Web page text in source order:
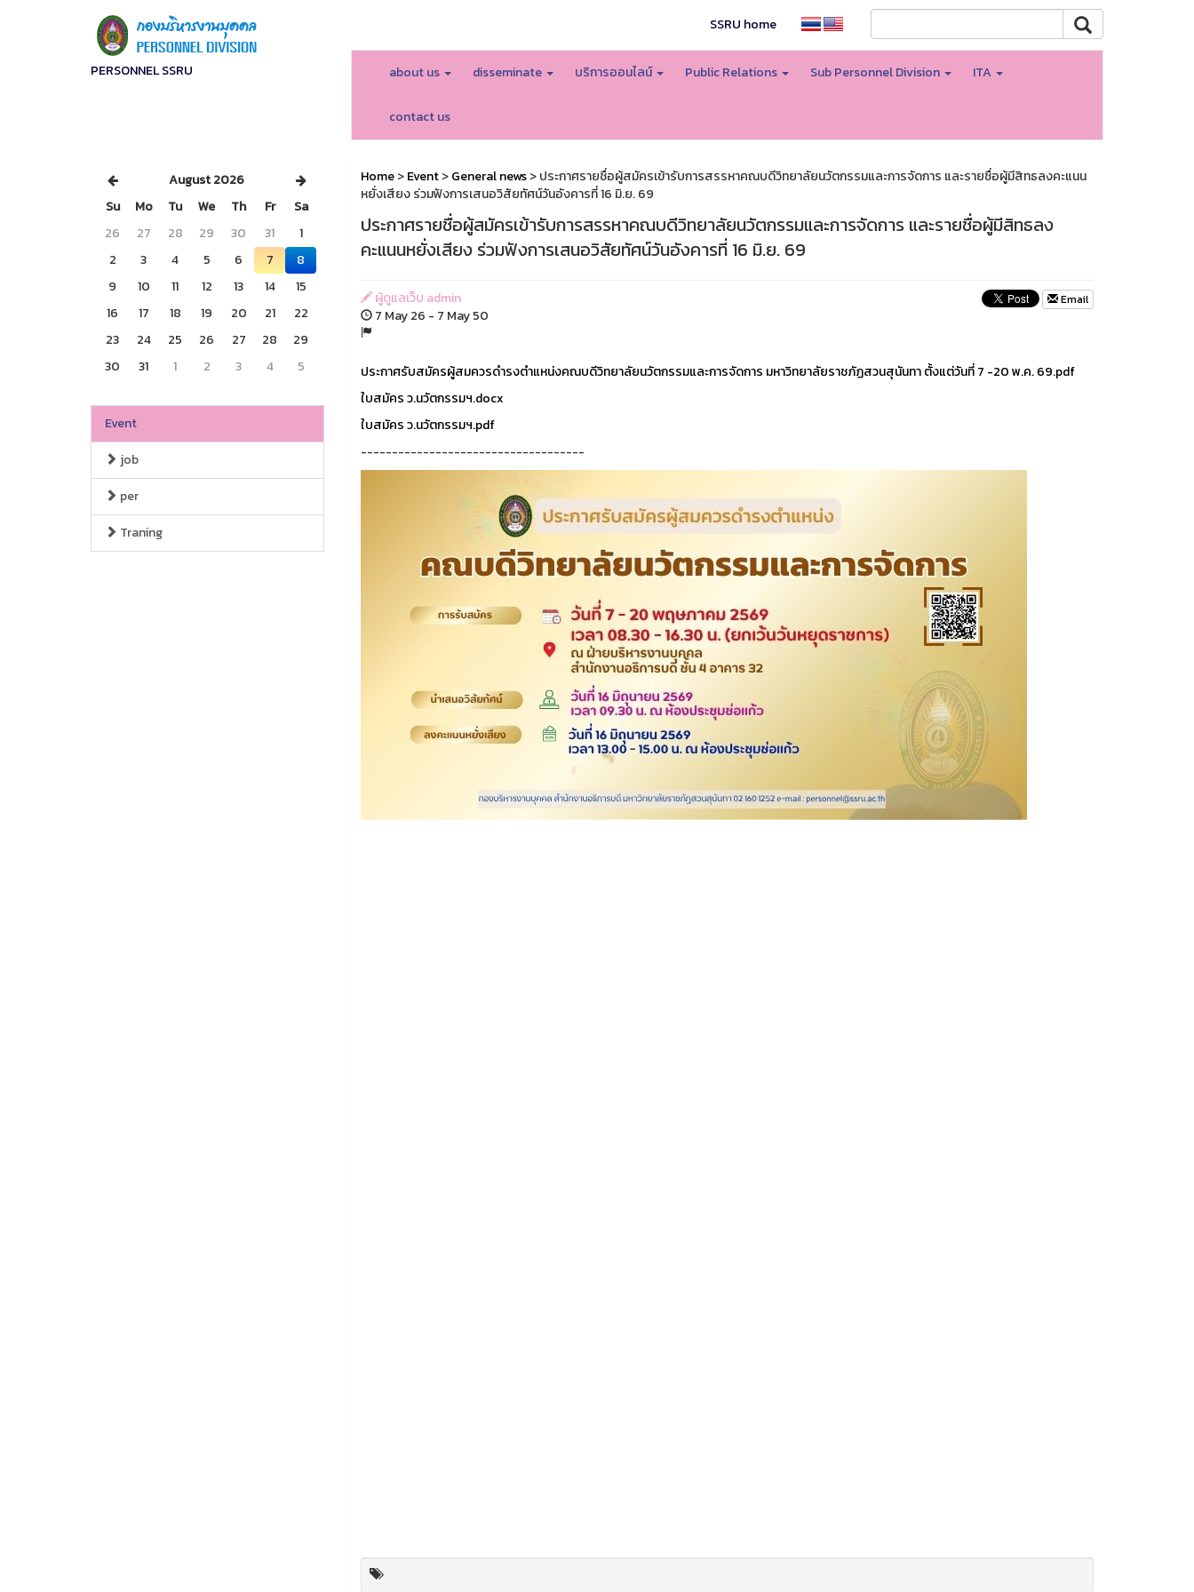
PERSONNEL SSRU
SSRU home
about us disseminate บริการออนไลน์ Public Relations Sub Personnel Division ITA
contact us
August 2026
Su
Mo Tu We Th Fr
Sa
26
27 28 29 30 31
1
2
3 4 5 6 7
8
9
10 11 12 13 14
15
16
17 18 19 20 21
22
23
24 25 26 27 28
29
30
31 1 2 3 4 5
Event
job
per
Traning
Home>Event>General news> ประกาศรายชื่อผู้สมัครเข้ารับการสรรหาคณบดีวิทยาลัยนวัตกรรมและการจัดการ และรายชื่อผู้มีสิทธลงคะแนน
หยั่งเสียง ร่วมฟังการเสนอวิสัยทัศน์วันอังคารที่ 16 มิ.ย. 69
ประกาศรายชื่อผู้สมัครเข้ารับการสรรหาคณบดีวิทยาลัยนวัตกรรมและการจัดการ และรายชื่อผู้มีสิทธลง
คะแนนหยั่งเสียง ร่วมฟังการเสนอวิสัยทัศน์วันอังคารที่ 16 มิ.ย. 69
ผู้ดูแลเว็บ admin
7 May 26 - 7 May 50
Email
ประกาศรับสมัครผู้สมควรดำรงตำแหน่งคณบดีวิทยาลัยนวัตกรรมและการจัดการ มหาวิทยาลัยราชภัฏสวนสุนันทา ตั้งแต่วันที่ 7 -20 พ.ค. 69.pdf
ใบสมัคร ว.นวัตกรรมฯ.docx
ใบสมัคร ว.นวัตกรรมฯ.pdf
------------------------------------